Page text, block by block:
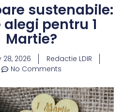
sustenabile:
pentru 1
Martie?
28, 2026
Redactie LDIR
No Comments